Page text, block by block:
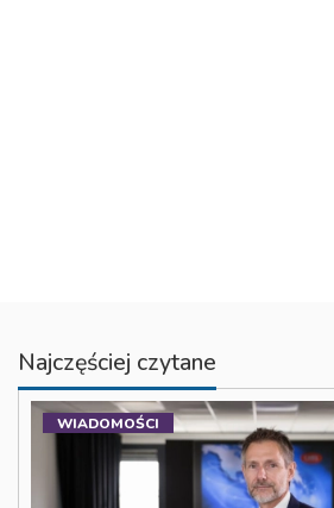
Najczęściej czytane
WIADOMOŚCI